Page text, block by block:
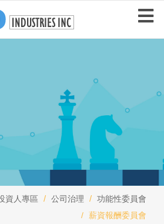
資人專區 公司治理
功能性委員會
薪資報酬委員會